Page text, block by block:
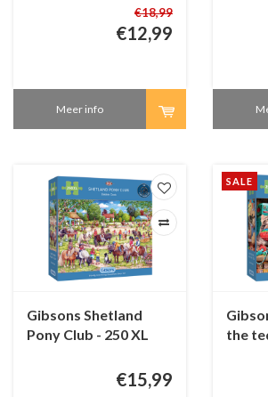
€18,99
€12,99
Meer info
Gibsons Shetland
Pony Club - 250 XL
€15,99
SALE
the